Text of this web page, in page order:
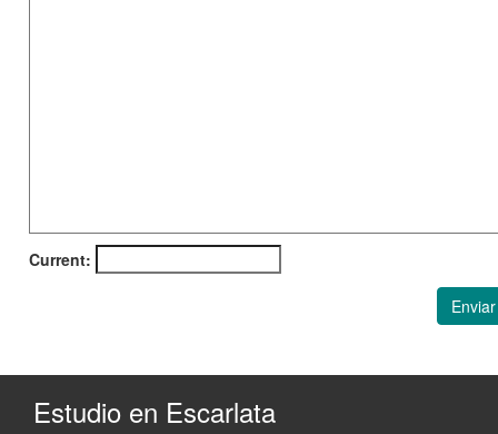
Current:
Enviar
Estudio en Escarlata